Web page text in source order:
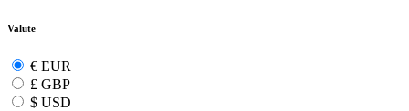
Valute
€ EUR
£ GBP
$ USD